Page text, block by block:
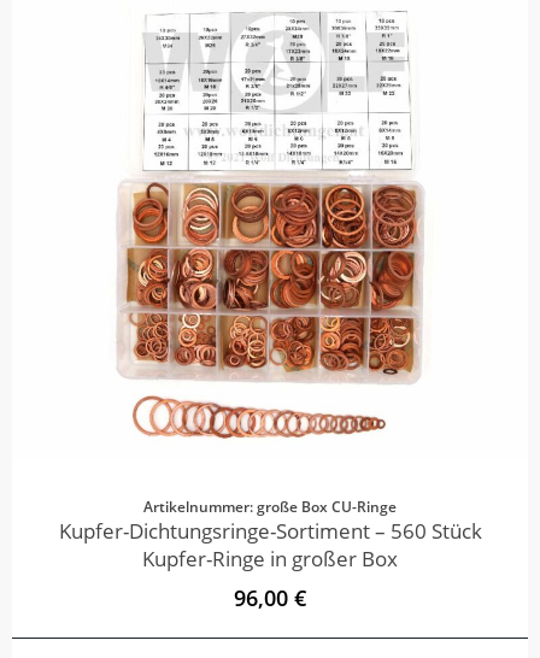
Artikelnummer: große Box CU-Ringe
Kupfer-Dichtungsringe-Sortiment – 560 Stück
Kupfer-Ringe in großer Box
96,00 €